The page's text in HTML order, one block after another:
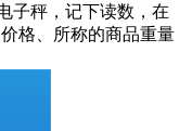
子秤，记下读数，在
格、所称的商品重量